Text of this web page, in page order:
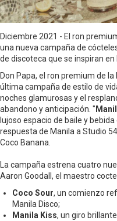
Diciembre 2021 - El ron
una nueva campaña de
de discoteca que se inspiran
Don Papa, el ron premium de
última campaña de estilo de
noches glamurosas y el
abandono y anticipación. "
lujoso espacio de baile y
respuesta de Manila a Studio
Coco Banana.
La campaña estrena cuatro
Aaron Goodall, el maestro
Coco Sour, un comienzo
Manila Disco;
Manila Kiss, un giro